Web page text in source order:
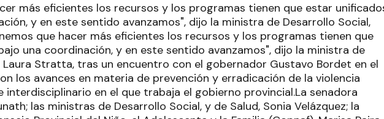
más eficientes los recursos y los programas tienen que estar
y en este sentido avanzamos", dijo la ministra de Desarrollo Social,
que hacer más eficientes los recursos y los programas tienen que
una coordinación, y en este sentido avanzamos", dijo la ministra de
Laura Stratta, tras un encuentro con el gobernador Gustavo Bordet en el
los avances en materia de prevención y erradicación de la violencia
interdisciplinario en el que trabaja el gobierno provincial.La senadora
las ministras de Desarrollo Social, y de Salud, Sonia Velázquez; la